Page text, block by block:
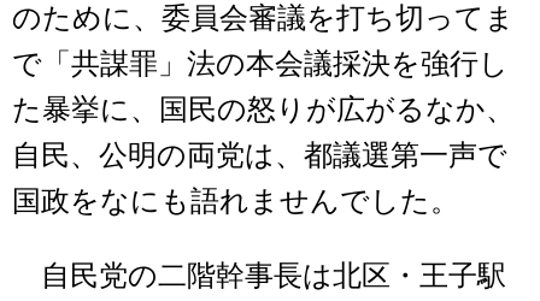
のために、委員会審議を打ち切ってま
で「共謀罪」法の本会議採決を強行し
た暴挙に、国民の怒りが広がるなか、
自民、公明の両党は、都議選第一声で
国政をなにも語れませんでした。
自民党の二階幹事長は北区・王子駅